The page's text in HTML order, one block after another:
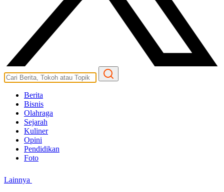
Berita
Bisnis
Olahraga
Sejarah
Kuliner
Opini
Pendidikan
Foto
Lainnya